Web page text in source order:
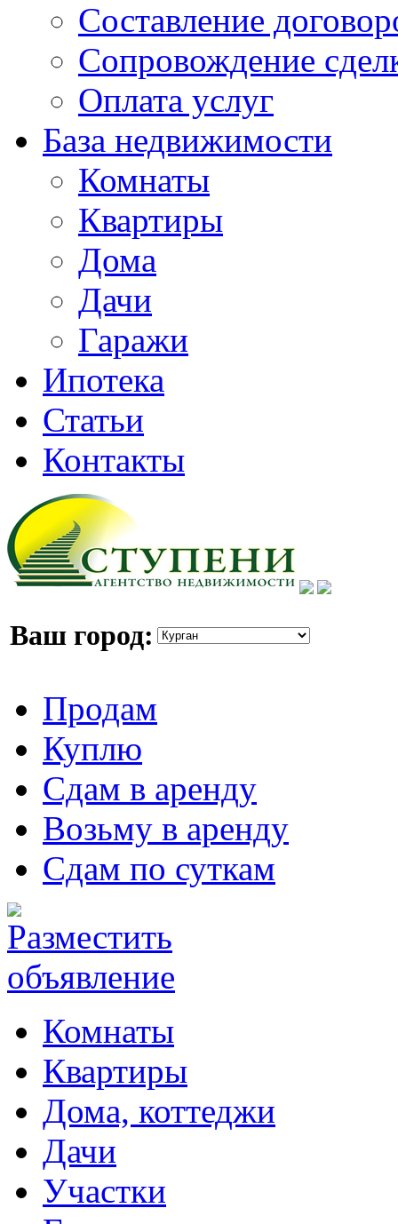
Составление
Сопровождение
Оплата услуг
База недвижимости
Комнаты
Квартиры
Дома
Дачи
Гаражи
Ипотека
Статьи
Контакты
Ваш город:
Продам
Куплю
Сдам в аренду
Возьму в аренду
Сдам по суткам
Комнаты
Квартиры
Дома, коттеджи
Дачи
Участки